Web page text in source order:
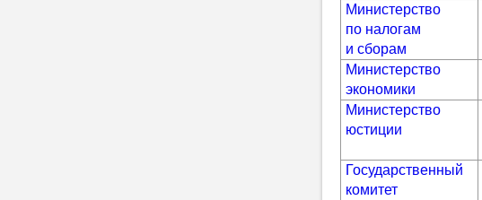
Министерство
по налогам
и сборам
Министерство
экономики
Министерство
юстиции
Государственный
комитет